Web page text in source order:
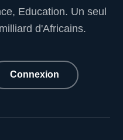
Education. Un seul
d'Africains.
Connexion